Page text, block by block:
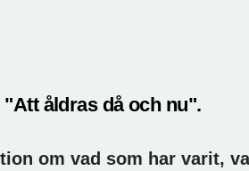
åldras då och nu".
om vad som har varit,